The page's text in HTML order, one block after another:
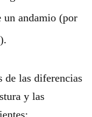
un andamio (por
de las diferencias
y las